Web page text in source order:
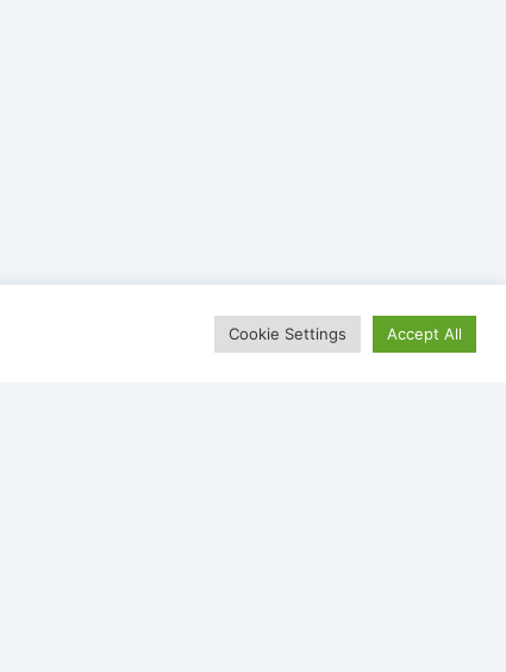
Cookie Settings Accept All